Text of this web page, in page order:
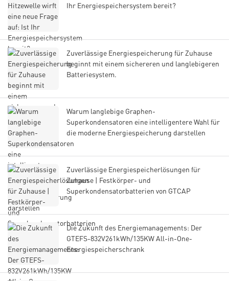
Ihr Energiespeichersystem bereit?
Zuverlässige Energiespeicherung für Zuhause
beginnt mit einem sichereren und langlebigeren
Batteriesystem.
Warum langlebige Graphen-
Superkondensatoren eine intelligentere Wahl für
die moderne Energiespeicherung darstellen
Zuverlässige Energiespeicherlösungen für
Zuhause | Festkörper- und
Superkondensatorbatterien von GTCAP
Die Zukunft des Energiemanagements: Der
GTEFS-832V261kWh/135KW All-in-One-
Energiespeicherschrank